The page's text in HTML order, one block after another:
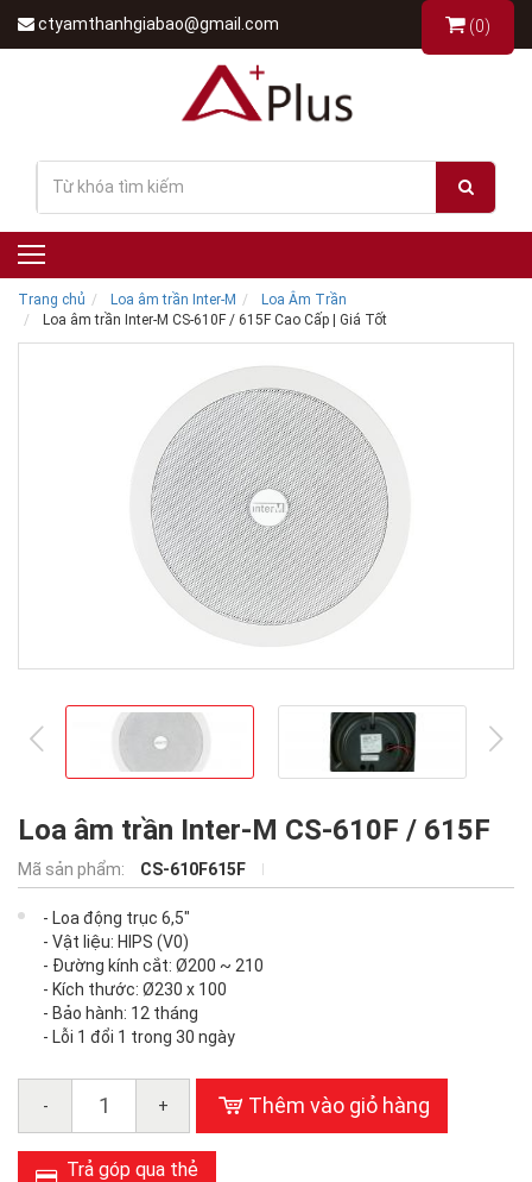
ctyamthanhgiabao@gmail.com (0)
Trang chủ Loa âm trần Inter-M
Loa Âm Trần
Loa âm trần Inter-M CS-610F / 615F Cao Cấp | Giá Tốt
Loa âm trần Inter-M CS-610F / 615F
Mã sản phẩm: CS-610F615F
- Loa động trục 6,5"
- Vật liệu: HIPS (V0)
- Đường kính cắt: Ø200 ~ 210
- Kích thước: Ø230 x 100
- Bảo hành: 12 tháng
- Lỗi 1 đổi 1 trong 30 ngày
- + Thêm vào giỏ hàng
Trả góp qua thẻ